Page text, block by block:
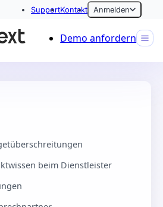
SupportKontakt Anmelden
Demo anfordern
beim Dienstleister